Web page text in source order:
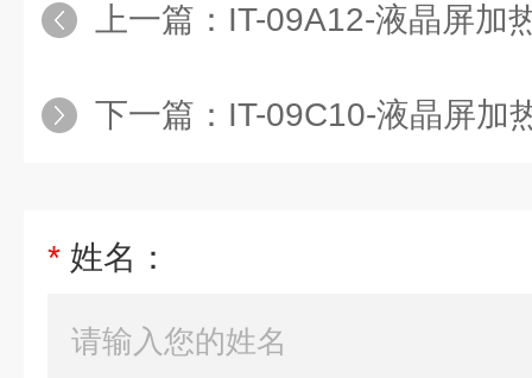
上一篇： IT-09A12-液晶屏加
下一篇： IT-09C10-液晶屏加
* 姓名：